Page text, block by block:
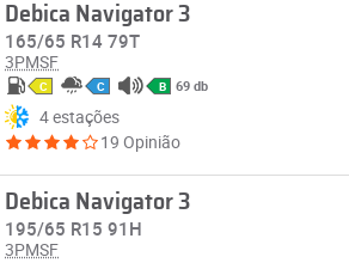
Debica Navigator 3
165/65 R14 79T
3PMSF
C C B 69 db
4 estações
19 Opinião
Debica Navigator 3
195/65 R15 91H
3PMSF